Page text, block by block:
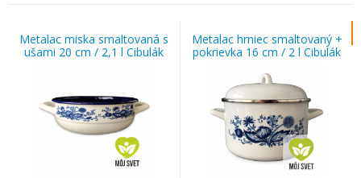
Metalac miska smaltovaná s
ušami 20 cm / 2,1 l Cibulák
Metalac hrniec smaltovaný +
pokrievka 16 cm / 2 l Cibulák